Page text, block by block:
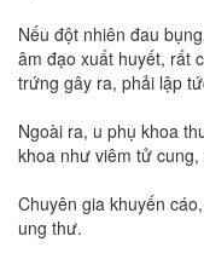
Nếu đột nhiên đau
âm đạo xuất huyết, rất
trứng gây ra, phải lập
Ngoài ra, u phụ khoa
khoa như viêm tử
Chuyên gia khuyến
ung thư.